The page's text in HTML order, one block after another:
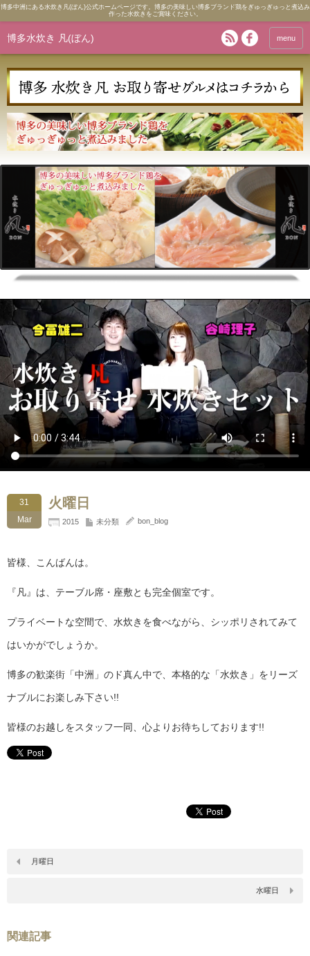
博多中洲にある水炊き凡(ぼん)公式ホームページです。博多の美味しい博多ブランド鶏をぎゅっぎゅっと煮込み
作った水炊きをご賞味ください。
博多水炊き 凡(ぼん) menu
31
Mar
火曜日
2015 未分類 bon_blog
皆様、こんばんは。
『凡』は、テーブル席・座敷とも完全個室です。
プライベートな空間で、水炊きを食べながら、シッポリされてみて
はいかがでしょうか。
博多の歓楽街「中洲」のド真ん中で、本格的な「水炊き」をリーズ
ナブルにお楽しみ下さい!!
皆様のお越しをスタッフ一同、心よりお待ちしております!!
月曜日
水曜日
関連記事